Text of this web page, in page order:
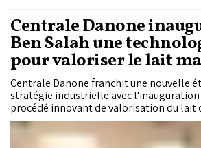
Centrale Danone
Ben Salah une
pour valoriser le lait
Centrale Danone franchit une nouvelle
stratégie industrielle avec l'inauguration
procédé innovant de valorisation du lait
de Fkih Ben Salah. Soutenu par le
du Commerce, ce projet de plus de 60
vise à renforcer la compétitivité de la